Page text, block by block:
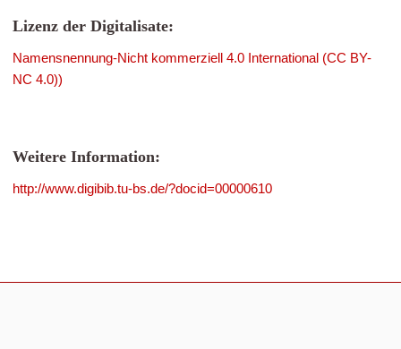
Lizenz der Digitalisate:
Namensnennung-Nicht kommerziell 4.0 International (CC BY-
NC 4.0))
Weitere Information:
http://www.digibib.tu-bs.de/?docid=00000610